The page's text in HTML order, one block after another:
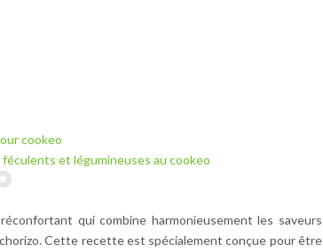
cookeo
féculents et légumineuses au cookeo
qui combine harmonieusement les saveurs
Cette recette est spécialement conçue pour être